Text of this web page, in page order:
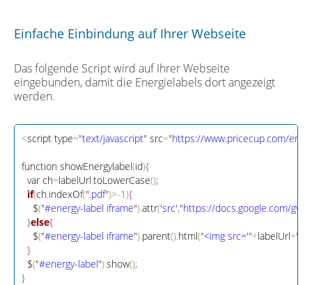
Einfache Einbindung auf Ihrer Webseite
Das folgende Script wird auf Ihrer Webseite
eingebunden, damit die Energielabels dort angezeigt
werden.
<script type="text/javascript" src="https://www.pricecup.com/
function showEnergylabel(id){
  var ch
=labelUrl.toLowerCase();
if(ch.indexOf(".pdf")>-1){
    $
("#energy-label iframe").attr('src',"https://docs.google.com/
}else{
    $
("#energy-label iframe").parent().html("<img src='"+labelUrl+"
}
  $
("#energy-label").show();
}